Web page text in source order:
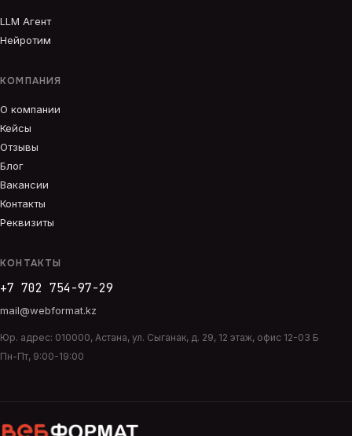
LLM Агент
Нейротим
КОМПАНИЯ
О компании
Кейсы
Отзывы
Блог
Вакансии
Контакты
Реквизиты
КОНТАКТЫ
+7 702 754-97-29
mail@webformat.kz
Юр. адрес: 010000, Астана, ул. Сыганак, д. 29, 12 этаж, офис 12-03 Б
Пн-Пт, 9:00-19:00